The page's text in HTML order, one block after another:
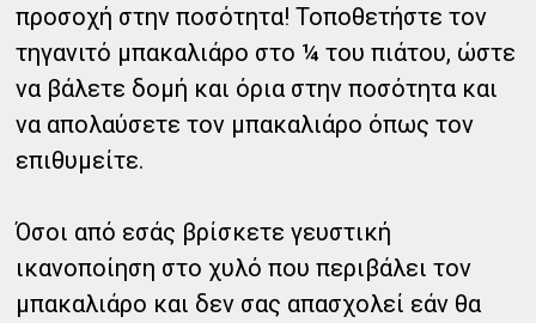
προσοχή στην ποσότητα! Τοποθετήστε τον
τηγανιτό μπακαλιάρο στο ¼ του πιάτου, ώστε
να βάλετε δομή και όρια στην ποσότητα και
να απολαύσετε τον μπακαλιάρο όπως τον
επιθυμείτε.
Όσοι από εσάς βρίσκετε γευστική
ικανοποίηση στο χυλό που περιβάλει τον
μπακαλιάρο και δεν σας απασχολεί εάν θα